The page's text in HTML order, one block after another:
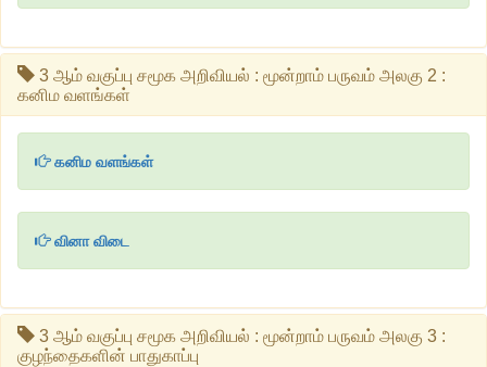
3 ஆம் வகுப்பு சமூக அறிவியல் : மூன்றாம் பருவம் அலகு 2 :
கனிம வளங்கள்
கனிம வளங்கள்
வினா விடை
3 ஆம் வகுப்பு சமூக அறிவியல் : மூன்றாம் பருவம் அலகு 3 :
குழந்தைகளின் பாதுகாப்பு